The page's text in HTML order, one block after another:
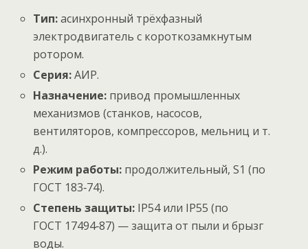
Тип:асинхронный трёхфазный
электродвигатель с короткозамкнутым
ротором.
Серия:АИР.
Назначение: привод промышленных
механизмов (станков, насосов,
вентиляторов, компрессоров, мельниц и т.
д.).
Режим работы: продолжительный, S1 (по
ГОСТ 183‑74).
Степень защиты: IP54 или IP55 (по
ГОСТ 17494‑87) — защита от пыли и брызг
воды.